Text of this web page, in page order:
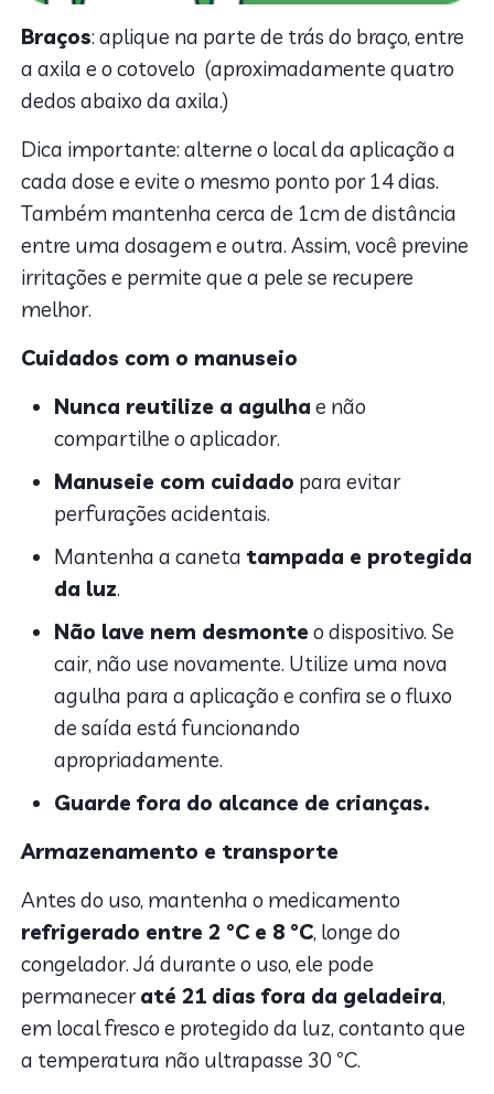
Braços: aplique na parte de trás do braço, entre
a axila e o cotovelo (aproximadamente quatro
dedos abaixo da axila.)
Dica importante: alterne o local da aplicação a
cada dose e evite o mesmo ponto por 14 dias.
Também mantenha cerca de 1cm de distância
entre uma dosagem e outra. Assim, você previne
irritações e permite que a pele se recupere
melhor.
Cuidados com o manuseio
Nunca reutilize a agulha e não
compartilhe o aplicador.
Manuseie com cuidado para evitar
perfurações acidentais.
Mantenha a caneta tampada e protegida
da luz.
Não lave nem desmonte o dispositivo. Se
cair, não use novamente. Utilize uma nova
agulha para a aplicação e confira se o fluxo
de saída está funcionando
apropriadamente.
Guarde fora do alcance de crianças.
Armazenamento e transporte
Antes do uso, mantenha o medicamento
refrigerado entre 2 °C e 8 °C, longe do
congelador. Já durante o uso, ele pode
permaneceraté 21 dias fora da geladeira,
em local fresco e protegido da luz, contanto que
a temperatura não ultrapasse 30 ºC.